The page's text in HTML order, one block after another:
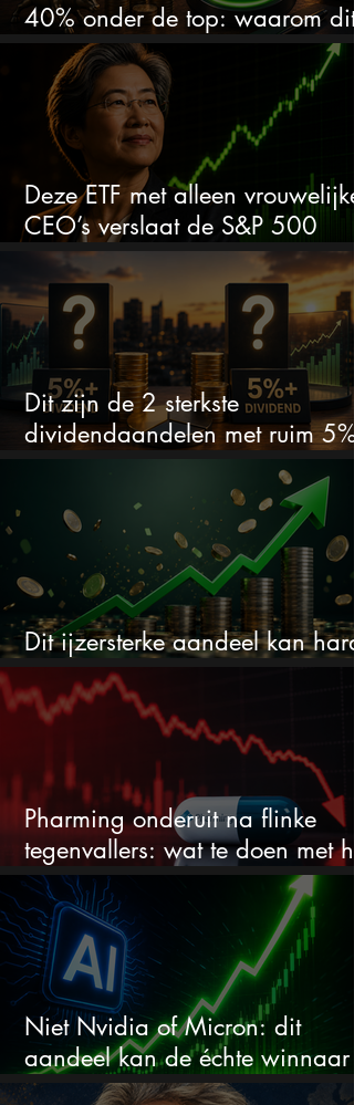
40% onder de top: waarom dit
aandeel weer interessant wordt
Deze ETF met alleen vrouwelijke
CEO’s verslaat de S&P 500
keihard
Dit zijn de 2 sterkste
dividendaandelen met ruim 5%
Dit ijzersterke aandeel kan hard
stijgen maar bijna niemand kijkt
Pharming onderuit na flinke
tegenvallers: wat te doen met
aandeel?
Niet Nvidia of Micron: dit
aandeel kan de échte winnaar
van de AI-race worden